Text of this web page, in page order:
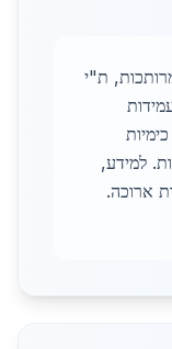
1220 לקורות מרותכות, ת"י
על עמידות
למידע,
ארוכה.